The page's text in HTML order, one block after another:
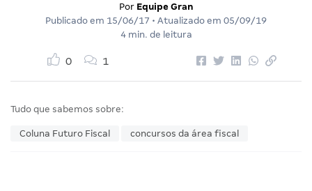
Por Equipe Gran
Publicado em 15/06/17 • Atualizado em 05/09/19
4 min. de leitura
0 1
Tudo que sabemos sobre:
Coluna Futuro Fiscal concursos da área fiscal